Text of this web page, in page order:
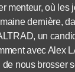
menteur, où les
dernière,
un
avec Alex
nous brosser